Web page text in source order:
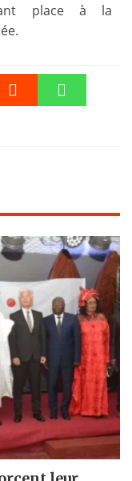
place à la